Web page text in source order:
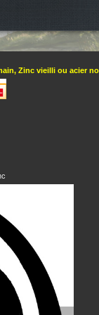
Zinc vieilli ou acier